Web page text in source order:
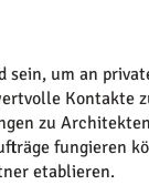
um an
Kontakte
zu
fungieren
etablieren.